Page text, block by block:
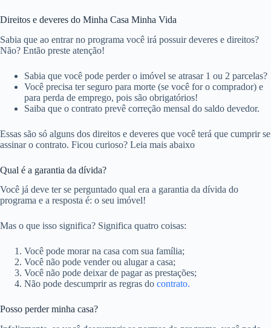
Direitos e deveres do Minha Casa Minha Vida
Sabia que ao entrar no programa você irá possuir deveres e direitos?
Não? Então preste atenção!
Sabia que você pode perder o imóvel se atrasar 1 ou 2 parcelas?
Você precisa ter seguro para morte (se você for o comprador) e
para perda de emprego, pois são obrigatórios!
Saiba que o contrato prevê correção mensal do saldo devedor.
Essas são só alguns dos direitos e deveres que você terá que cumprir se
assinar o contrato. Ficou curioso? Leia mais abaixo
Qual é a garantia da dívida?
Você já deve ter se perguntado qual era a garantia da dívida do
programa e a resposta é: o seu imóvel!
Mas o que isso significa? Significa quatro coisas:
Você pode morar na casa com sua família;
Você não pode vender ou alugar a casa;
Você não pode deixar de pagar as prestações;
Não pode descumprir as regras do contrato.
Posso perder minha casa?